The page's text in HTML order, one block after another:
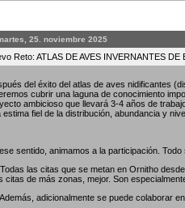
25. noviembre 2025
Reto: ATLAS DE AVES INVERNANTES DE
del éxito del atlas de aves nidificantes
cubrir una laguna de conocimiento
ambicioso que llevará 3-4 años de
estima fiel de la distribución, abundancia y
sentido, animamos a la participación. Todo
las citas que se metan en Ornitho
citas de más zonas, mejor. Son
adicionalmente se puede colaborar